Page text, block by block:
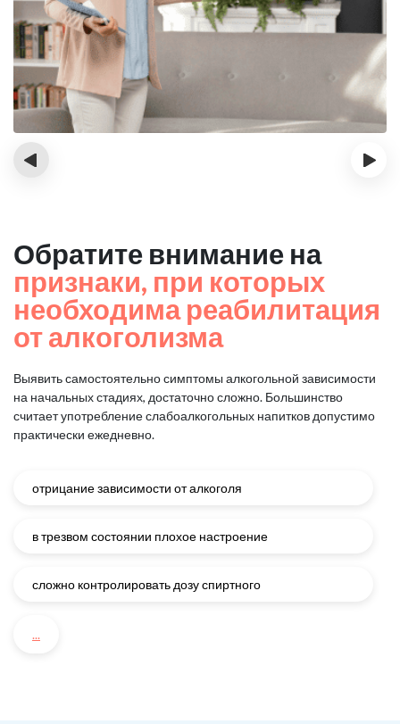
‹ ›
Обратите внимание на
признаки, при которых
необходима реабилитация
от алкоголизма
Выявить самостоятельно симптомы алкогольной зависимости
на начальных стадиях, достаточно сложно. Большинство
считает употребление слабоалкогольных напитков допустимо
практически ежедневно.
отрицание зависимости от алкоголя
в трезвом состоянии плохое настроение
сложно контролировать дозу спиртного
...